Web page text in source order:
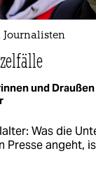
und Draußen
Was die
Presse angeht,